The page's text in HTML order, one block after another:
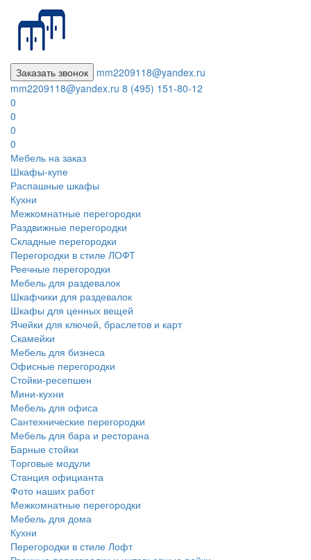
Заказать звонок
mm2209118@yandex.ru
mm2209118@yandex.ru 8 (495) 151-80-12
0
0
0
0
Мебель на заказ
Шкафы-купе
Распашные шкафы
Кухни
Межкомнатные перегородки
Раздвижные перегородки
Складные перегородки
Перегородки в стиле ЛОФТ
Реечные перегородки
Мебель для раздевалок
Шкафчики для раздевалок
Шкафы для ценных вещей
Ячейки для ключей, браслетов и карт
Скамейки
Мебель для бизнеса
Офисные перегородки
Стойки-ресепшен
Мини-кухни
Мебель для офиса
Сантехнические перегородки
Мебель для бара и ресторана
Барные стойки
Торговые модули
Станция официанта
Фото наших работ
Межкомнатные перегородки
Мебель для дома
Кухни
Перегородки в стиле Лофт